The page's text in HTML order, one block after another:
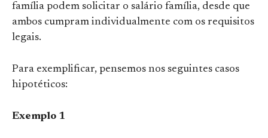
família podem solicitar o salário família, desde que
ambos cumpram individualmente com os requisitos
legais.
Para exemplificar, pensemos nos seguintes casos
hipotéticos:
Exemplo 1